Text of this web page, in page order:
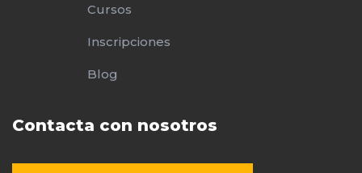
Cursos
Inscripciones
Blog
Contacta con nosotros